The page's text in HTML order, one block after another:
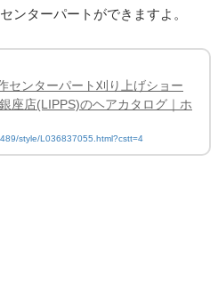
ンターパートができますよ。
センターパート刈り上げショー
座店(LIPPS)のヘアカタログ｜ホ
style/L036837055.html?cstt=4